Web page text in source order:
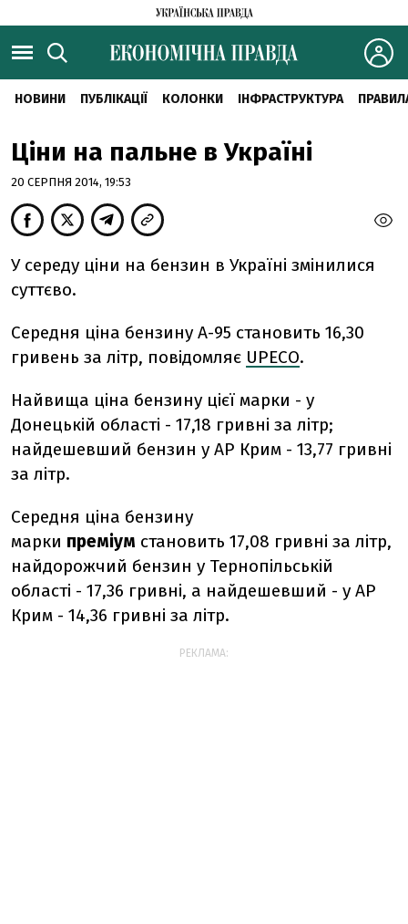
НОВИНИ ПУБЛІКАЦІЇ КОЛОНКИ ІНФРАСТРУКТУРА
Ціни на пальне в Україні
20 СЕРПНЯ 2014, 19:53
У середу ціни на бензин в Україні змінилися
суттєво.
Середня ціна бензину А-95 становить 16,30
гривень за літр, повідомляє UPECO.
Найвища ціна бензину цієї марки - у
Донецькій області - 17,18 гривні за літр;
найдешевший бензин у АР Крим - 13,77 гривні
за літр.
Середня ціна бензину
марки преміум становить 17,08 гривні за літр,
найдорожчий бензин у Тернопільській
області - 17,36 гривні, а найдешевший - у АР
Крим - 14,36 гривні за літр.
РЕКЛАМА: